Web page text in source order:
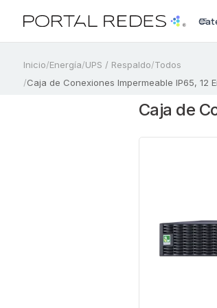
a
Inicio/Energía/UPS / Respaldo/Todos
/Caja de Conexiones Impermeable IP65,
Caja de